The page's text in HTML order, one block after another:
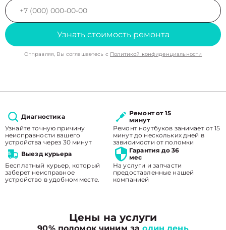
Узнать стоимость ремонта
Отправляя, Вы соглашаетесь с Политикой конфиденциальности
Диагностика
Узнайте точную причину
неисправности вашего
устройства через 30 минут
Ремонт от 15
минут
Ремонт ноутбуков занимает от 15
минут до нескольких дней в
зависимости от поломки
Выезд курьера
Бесплатный курьер, который
заберет неисправное
устройство в удобном месте.
Гарантия до 36
мес
На услуги и запчасти
предоставленные нашей
компанией
Цены на услуги